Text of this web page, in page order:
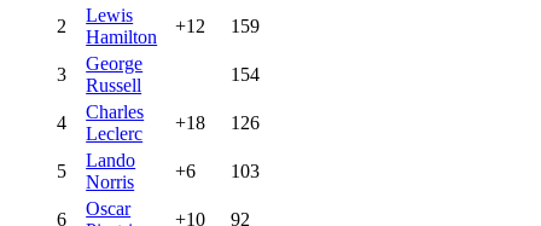
2
Lewis
Hamilton
+12 159
3
George
Russell
154
4
Charles
Leclerc
+18 126
5
Lando
Norris
+6 103
6
Oscar
+10 92